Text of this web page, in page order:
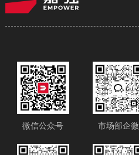
微信公众号 市场部企微